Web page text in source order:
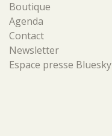
Boutique
Agenda
Contact
Newsletter
Espace presse Bluesky